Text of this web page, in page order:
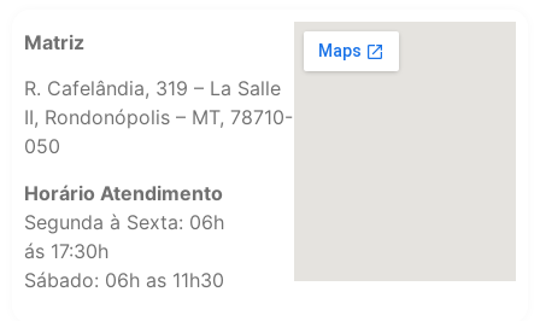
Matriz
R. Cafelândia, 319 – La Salle
II, Rondonópolis – MT, 78710-
050
Horário Atendimento
Segunda à Sexta: 06h
ás 17:30h
Sábado: 06h as 11h30